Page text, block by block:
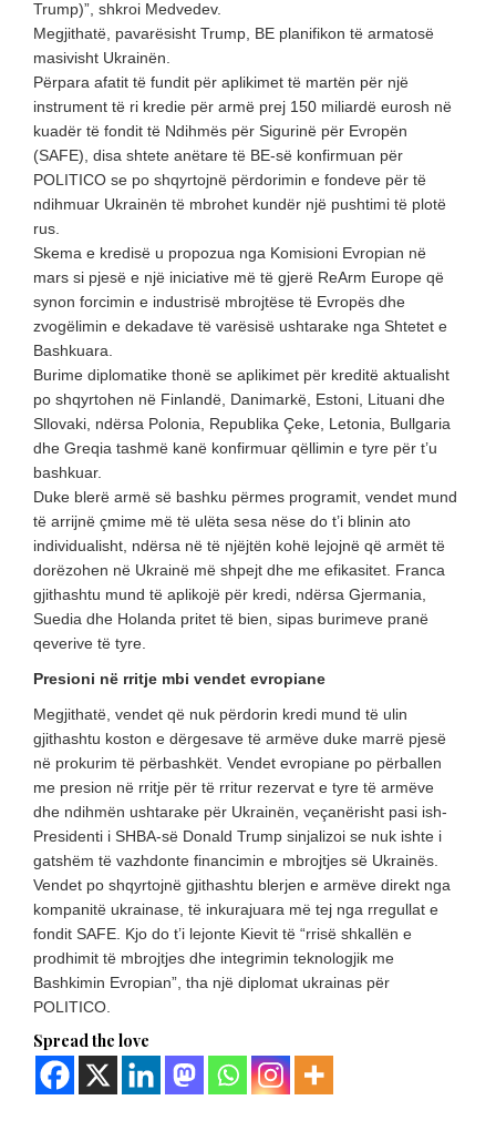
Trump)”, shkroi Medvedev.
Megjithatë, pavarësisht Trump, BE planifikon të armatosë
masivisht Ukrainën.
Përpara afatit të fundit për aplikimet të martën për një
instrument të ri kredie për armë prej 150 miliardë eurosh në
kuadër të fondit të Ndihmës për Sigurinë për Evropën
(SAFE), disa shtete anëtare të BE-së konfirmuan për
POLITICO se po shqyrtojnë përdorimin e fondeve për të
ndihmuar Ukrainën të mbrohet kundër një pushtimi të plotë
rus.
Skema e kredisë u propozua nga Komisioni Evropian në
mars si pjesë e një iniciative më të gjerë ReArm Europe që
synon forcimin e industrisë mbrojtëse të Evropës dhe
zvogëlimin e dekadave të varësisë ushtarake nga Shtetet e
Bashkuara.
Burime diplomatike thonë se aplikimet për kreditë aktualisht
po shqyrtohen në Finlandë, Danimarkë, Estoni, Lituani dhe
Sllovaki, ndërsa Polonia, Republika Çeke, Letonia, Bullgaria
dhe Greqia tashmë kanë konfirmuar qëllimin e tyre për t’u
bashkuar.
Duke blerë armë së bashku përmes programit, vendet mund
të arrijnë çmime më të ulëta sesa nëse do t’i blinin ato
individualisht, ndërsa në të njëjtën kohë lejojnë që armët të
dorëzohen në Ukrainë më shpejt dhe me efikasitet. Franca
gjithashtu mund të aplikojë për kredi, ndërsa Gjermania,
Suedia dhe Holanda pritet të bien, sipas burimeve pranë
qeverive të tyre.
Presioni në rritje mbi vendet evropiane
Megjithatë, vendet që nuk përdorin kredi mund të ulin
gjithashtu koston e dërgesave të armëve duke marrë pjesë
në prokurim të përbashkët. Vendet evropiane po përballen
me presion në rritje për të rritur rezervat e tyre të armëve
dhe ndihmën ushtarake për Ukrainën, veçanërisht pasi ish-
Presidenti i SHBA-së Donald Trump sinjalizoi se nuk ishte i
gatshëm të vazhdonte financimin e mbrojtjes së Ukrainës.
Vendet po shqyrtojnë gjithashtu blerjen e armëve direkt nga
kompanitë ukrainase, të inkurajuara më tej nga rregullat e
fondit SAFE. Kjo do t’i lejonte Kievit të “rrisë shkallën e
prodhimit të mbrojtjes dhe integrimin teknologjik me
Bashkimin Evropian”, tha një diplomat ukrainas për
POLITICO.
Spread the love